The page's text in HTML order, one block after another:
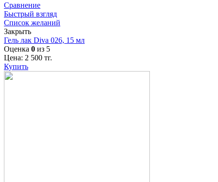
Сравнение
Быстрый взгляд
Список желаний
Закрыть
Гель лак Diva 026, 15 мл
Оценка 0 из 5
Цена: 2 500 тг.
Купить